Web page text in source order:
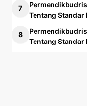
Tentang Standar
Tentang Standar